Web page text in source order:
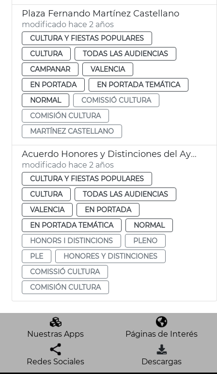
Plaza Fernando Martínez Castellano
modificado hace 2 años
CULTURA Y FIESTAS POPULARES
CULTURA
TODAS LAS AUDIENCIAS
CAMPANAR
VALENCIA
EN PORTADA
EN PORTADA TEMÁTICA
NORMAL
COMISSIÓ CULTURA
COMISIÓN CULTURA
MARTÍNEZ CASTELLANO
Acuerdo Honores y Distinciones del Ayuntamiento
modificado hace 2 años
CULTURA Y FIESTAS POPULARES
CULTURA
TODAS LAS AUDIENCIAS
VALENCIA
EN PORTADA
EN PORTADA TEMÁTICA
NORMAL
HONORS I DISTINCIONS
PLENO
PLE
HONORES Y DISTINCIONES
COMISSIÓ CULTURA
COMISIÓN CULTURA
Nuestras Apps Páginas de Interés
Redes Sociales Descargas